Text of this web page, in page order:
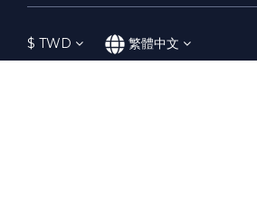
$ TWD 繁體中文